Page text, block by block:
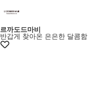
+10%쿠폰
르까도드마비
반갑게 찾아온 은은한 달콤함